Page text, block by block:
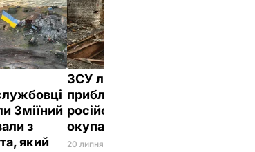
Зміїний
з
який
ЗСУ ліквідували вже
приблизно 38 750
російських
окупантів – Генштаб
20 липня, 10.03